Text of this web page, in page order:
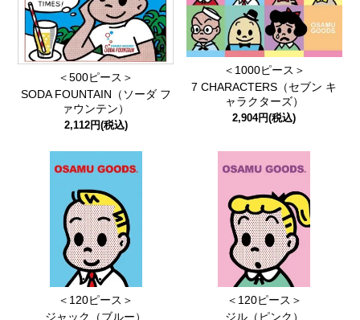
＜500ピース＞
SODA FOUNTAIN（ソーダ フ
ァウンテン）
2,112円(税込)
＜1000ピース＞
7 CHARACTERS（セブン キ
ャラクターズ）
2,904円(税込)
＜120ピース＞
ジャック（ブルー）
＜120ピース＞
ジル（ピンク）